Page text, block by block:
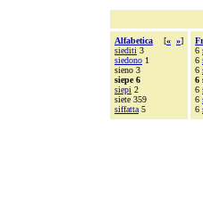
Alfabetica [« »]
siediti 3
siedono 1
sieno 3
siepe 6
siepi 2
siete 359
siffatta 5
6
6
6
6
6
6
6